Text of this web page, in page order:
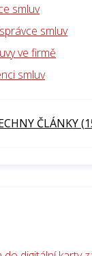
smluv
smluv
ve firmě
smluv
ČLÁNKY